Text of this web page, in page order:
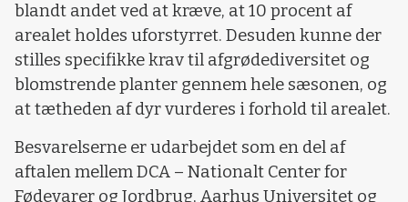
blandt andet ved at kræve, at 10 procent af
arealet holdes uforstyrret. Desuden kunne der
stilles specifikke krav til afgrødediversitet og
blomstrende planter gennem hele sæsonen, og
at tætheden af dyr vurderes i forhold til arealet.
Besvarelserne er udarbejdet som en del af
aftalen mellem DCA – Nationalt Center for
Fødevarer og Jordbrug, Aarhus Universitet og